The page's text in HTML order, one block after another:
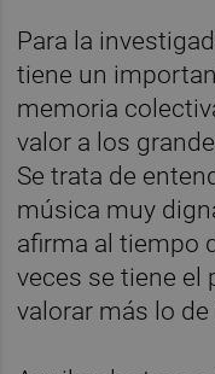
Para la
tiene un
memoria
valor a los
Se trata de
música muy
afirma al tiempo
veces se tiene el
valorar más lo